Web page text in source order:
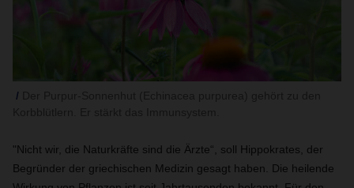
"Nicht wir, die Naturkräfte sind die Ärzte“, soll Hippokrates, der
Begründer der griechischen Medizin gesagt haben. Die heilende